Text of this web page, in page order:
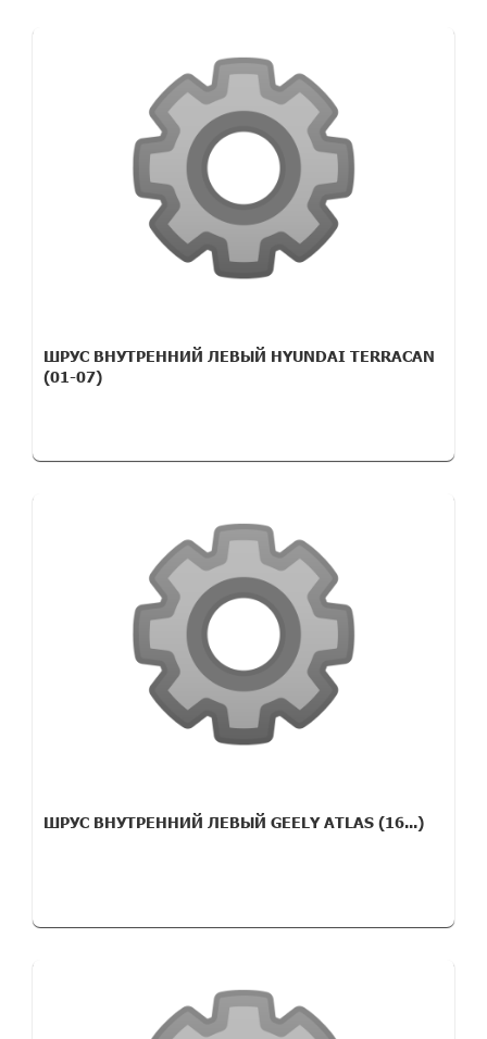
ШРУС ВНУТРЕННИЙ ЛЕВЫЙ HYUNDAI TERRACAN
(01-07)
ШРУС ВНУТРЕННИЙ ЛЕВЫЙ GEELY ATLAS (16...)